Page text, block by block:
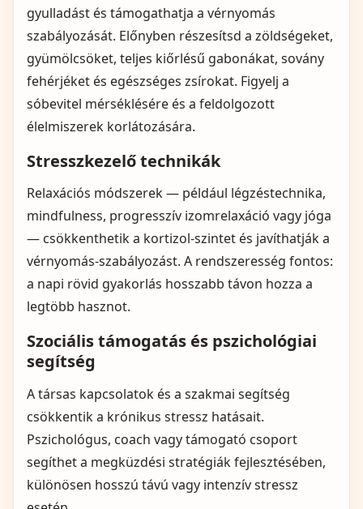
gyulladást és támogathatja a vérnyomás
szabályozását. Előnyben részesítsd a zöldségeket,
gyümölcsöket, teljes kiőrlésű gabonákat, sovány
fehérjéket és egészséges zsírokat. Figyelj a
sóbevitel mérséklésére és a feldolgozott
élelmiszerek korlátozására.
Stresszkezelő technikák
Relaxációs módszerek — például légzéstechnika,
mindfulness, progresszív izomrelaxáció vagy jóga
— csökkenthetik a kortizol‑szintet és javíthatják a
vérnyomás‑szabályozást. A rendszeresség fontos:
a napi rövid gyakorlás hosszabb távon hozza a
legtöbb hasznot.
Szociális támogatás és pszichológiai
segítség
A társas kapcsolatok és a szakmai segítség
csökkentik a krónikus stressz hatásait.
Pszichológus, coach vagy támogató csoport
segíthet a megküzdési stratégiák fejlesztésében,
különösen hosszú távú vagy intenzív stressz